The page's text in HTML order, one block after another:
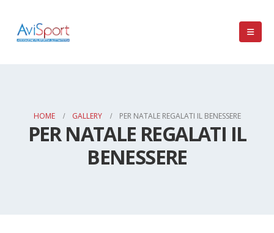
HOME GALLERY PER NATALE REGALATI IL BENESSERE
PER NATALE REGALATI IL
BENESSERE